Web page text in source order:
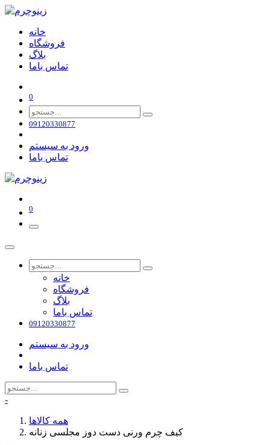
خانه
فروشگاه
بلاگ
تماس باما
0
09120330877
ورود به سیستم
تماس باما
0
خانه
فروشگاه
بلاگ
تماس باما
09120330877
ورود به سیستم
تماس باما
-
همه کالاها
کیف چرم ورنی دست دوز مجلسی زنانه